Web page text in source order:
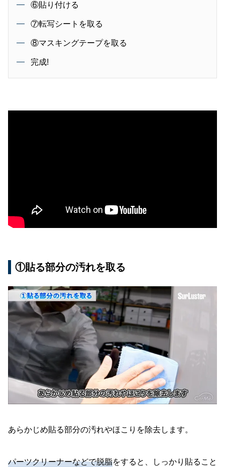
⑥貼り付ける
⑦転写シートを取る
⑧マスキングテープを取る
完成!
①貼る部分の汚れを取る
あらかじめ貼る部分の汚れやほこりを除去します。
パーツクリーナーなどで脱脂をすると、しっかり貼ること